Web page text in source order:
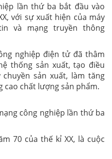
lần thứ ba bắt đầu vào
với sự xuất hiện của máy
và mạng truyền thông
nghiệp điện tử đã thâm
thống sản xuất, tạo điều
sản xuất, làm tăng
cao chất lượng sản phẩm.
công nghiệp lần thứ ba
70 của thế kỉ XX, là cuộc